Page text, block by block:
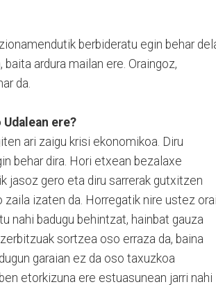
berbideratu egin behar
ardura mailan ere. Oraingoz,
da.
ere?
ari zaigu krisi ekonomikoa. Diru
behar dira. Hori etxean bezalaxe
jasoz gero eta diru sarrerak gutxitzen
izaten da. Horregatik nire ustez
nahi badugu behintzat, hainbat gauza
sortzea oso erraza da, baina
garaian ez da oso taxuzkoa
etorkizuna ere estuasunean jarri nahi